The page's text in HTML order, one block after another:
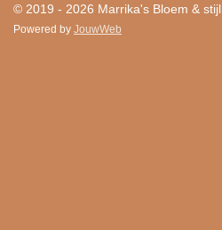
© 2019 - 2026 Marrika's Bloem & stijl
Powered by JouwWeb